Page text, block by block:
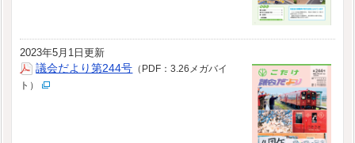
2023年5月1日更新
議会だより第244号 （PDF：3.26メガバイ
ト）